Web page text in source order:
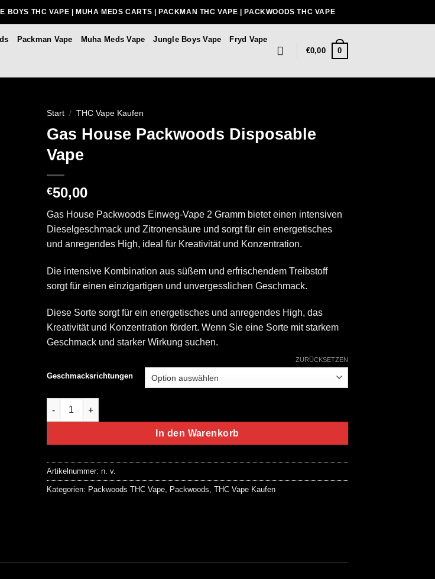
THC VAPE | MUHA MEDS CARTS | PACKMAN THC VAPE | PACKWOODS THC VAPE
Packman Vape Muha Meds Vape Jungle Boys Vape Fryd Vape
€0,00 0
Start / THC Vape Kaufen
Gas House Packwoods Disposable
Vape
€50,00
Gas House Packwoods Einweg-Vape 2 Gramm bietet einen intensiven
Dieselgeschmack und Zitronensäure und sorgt für ein energetisches
und anregendes High, ideal für Kreativität und Konzentration.
Die intensive Kombination aus süßem und erfrischendem Treibstoff
sorgt für einen einzigartigen und unvergesslichen Geschmack.
Diese Sorte sorgt für ein energetisches und anregendes High, das
Kreativität und Konzentration fördert. Wenn Sie eine Sorte mit starkem
Geschmack und starker Wirkung suchen.
Geschmacksrichtungen
ZURÜCKSETZEN
Gas House Packwoods Disposable Vape Menge
In den Warenkorb
Artikelnummer: n. v.
Kategorien: Packwoods THC Vape, Packwoods, THC Vape Kaufen